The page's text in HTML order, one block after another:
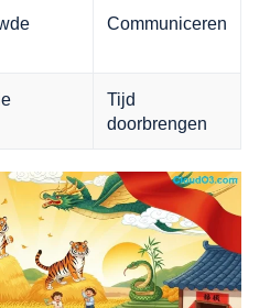
Communiceren
Tijd
doorbrengen